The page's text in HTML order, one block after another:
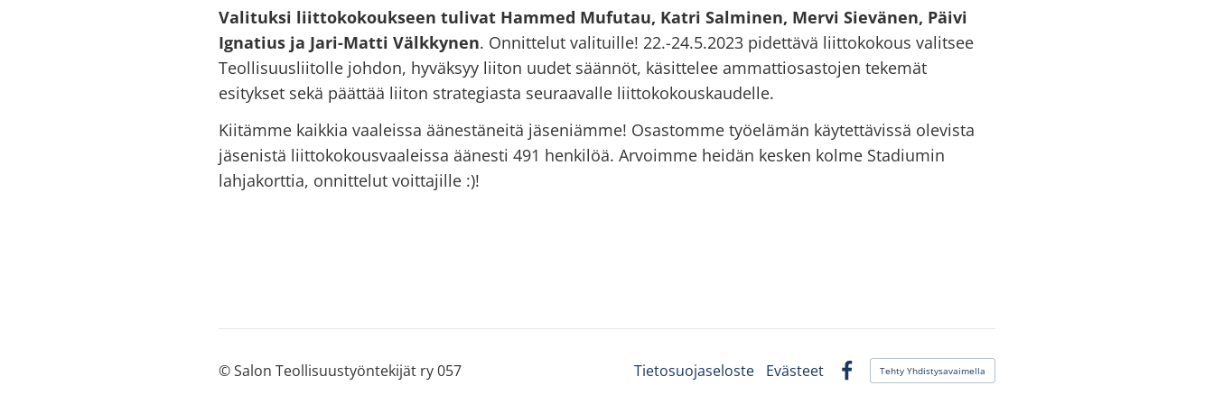
Valituksi liittokokoukseen tulivat Hammed Mufutau, Katri Salminen, Mervi Sievänen, Päivi
Ignatius ja Jari-Matti Välkkynen. Onnittelut valituille! 22.-24.5.2023 pidettävä liittokokous valitsee
Teollisuusliitolle johdon, hyväksyy liiton uudet säännöt, käsittelee ammattiosastojen tekemät
esitykset sekä päättää liiton strategiasta seuraavalle liittokokouskaudelle.
Kiitämme kaikkia vaaleissa äänestäneitä jäseniämme! Osastomme työelämän käytettävissä olevista
jäsenistä liittokokousvaaleissa äänesti 491 henkilöä. Arvoimme heidän kesken kolme Stadiumin
lahjakorttia, onnittelut voittajille :)!
©Salon Teollisuustyöntekijät ry 057 Tietosuojaseloste
Evästeet
Facebook
Tehty Yhdistysavaimella